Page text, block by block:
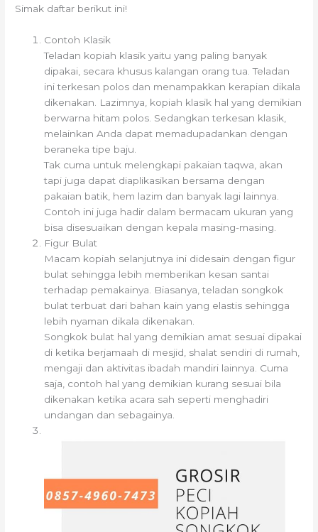
Simak daftar berikut ini!
Contoh Klasik
Teladan kopiah klasik yaitu yang paling banyak
dipakai, secara khusus kalangan orang tua. Teladan
ini terkesan polos dan menampakkan kerapian dikala
dikenakan. Lazimnya, kopiah klasik hal yang demikian
berwarna hitam polos. Sedangkan terkesan klasik,
melainkan Anda dapat memadupadankan dengan
beraneka tipe baju.
Tak cuma untuk melengkapi pakaian taqwa, akan
tapi juga dapat diaplikasikan bersama dengan
pakaian batik, hem lazim dan banyak lagi lainnya.
Contoh ini juga hadir dalam bermacam ukuran yang
bisa disesuaikan dengan kepala masing-masing.
Figur Bulat
Macam kopiah selanjutnya ini didesain dengan figur
bulat sehingga lebih memberikan kesan santai
terhadap pemakainya. Biasanya, teladan songkok
bulat terbuat dari bahan kain yang elastis sehingga
lebih nyaman dikala dikenakan.
Songkok bulat hal yang demikian amat sesuai dipakai
di ketika berjamaah di mesjid, shalat sendiri di rumah,
mengaji dan aktivitas ibadah mandiri lainnya. Cuma
saja, contoh hal yang demikian kurang sesuai bila
dikenakan ketika acara sah seperti menghadiri
undangan dan sebagainya.